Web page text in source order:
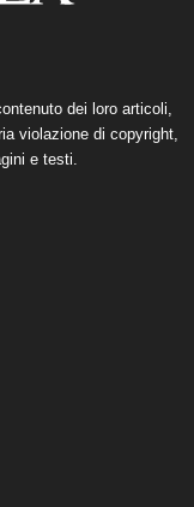
dei loro articoli,
violazione di copyright,
e testi.